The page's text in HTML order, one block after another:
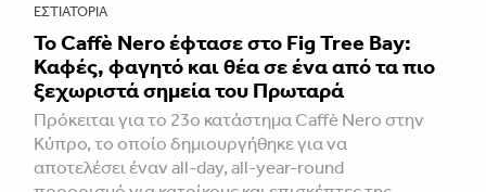
ΕΣΤΙΑΤΌΡΙΑ
Το Caffè Nero έφτασε στο Fig Tree Bay:
Καφές, φαγητό και θέα σε ένα από τα πιο
ξεχωριστά σημεία του Πρωταρά
Πρόκειται για το 23ο κατάστημα Caffè Nero στην
Κύπρο, το οποίο δημιουργήθηκε για να
αποτελέσει έναν all-day, all-year-round